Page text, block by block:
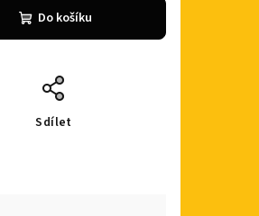
Do košíku
Sdílet